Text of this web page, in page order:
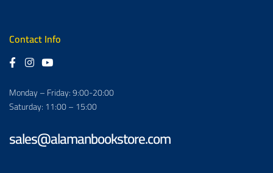
Contact Info
Monday – Friday: 9:00-20:00
Saturday: 11:00 – 15:00
sales@alamanbookstore.com